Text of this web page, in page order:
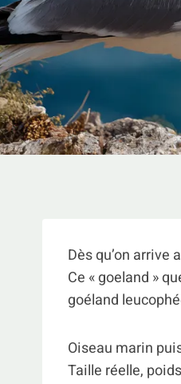
Dès qu’on
Ce « goeland »
goéland
Oiseau marin
Taille réelle,